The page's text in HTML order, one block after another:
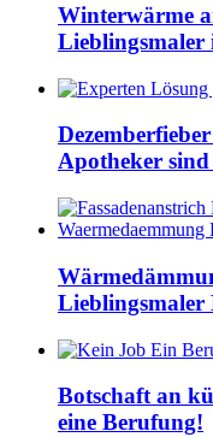
Winterwärme
Lieblingsmaler
Apotheker
Lieblingsmaler
Botschaft an
eine Berufung!